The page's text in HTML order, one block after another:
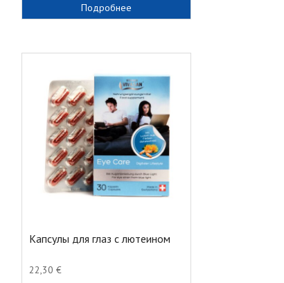
Подробнее
Капсулы для глаз с лютеином
22,30 €